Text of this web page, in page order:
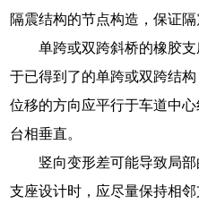
隔震结构的节点构造，保证
单跨或双跨斜桥的橡胶
于已得到了的单跨或双跨结
位移的方向应平行于车道中
台相垂直。
竖向变形差可能导致局
支座设计时，应尽量保持相